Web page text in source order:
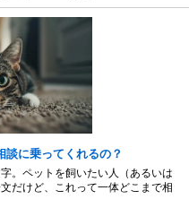
談に乗ってくれるの？
。ペットを飼いたい人（あるいは
だけど、これって一体どこまで相